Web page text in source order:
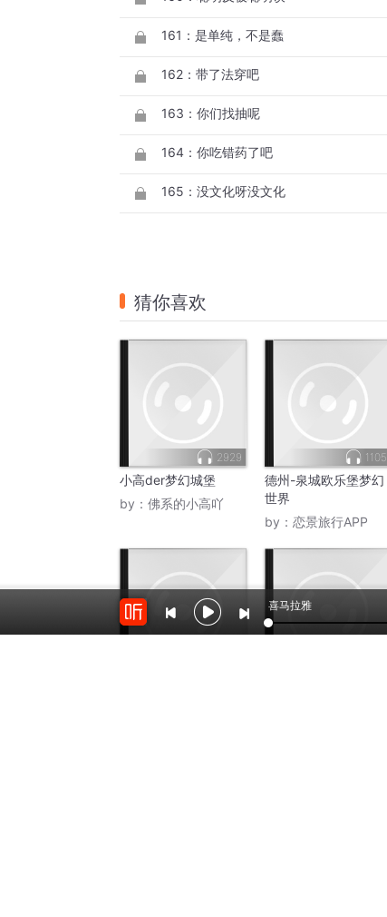
161：是单纯，不是蠢
162：带了法穿吧
163：你们找抽呢
164：你吃错药了吧
165：没文化呀没文化
猜你喜欢
2929
小高der梦幻城堡
by： 佛系的小高吖
1105
德州-泉城欧乐堡梦幻
世界
by： 恋景旅行APP
喜马拉雅